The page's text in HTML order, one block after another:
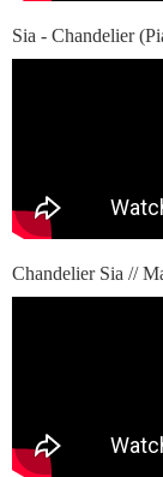
Sia - Chandelier
Chandelier Sia //